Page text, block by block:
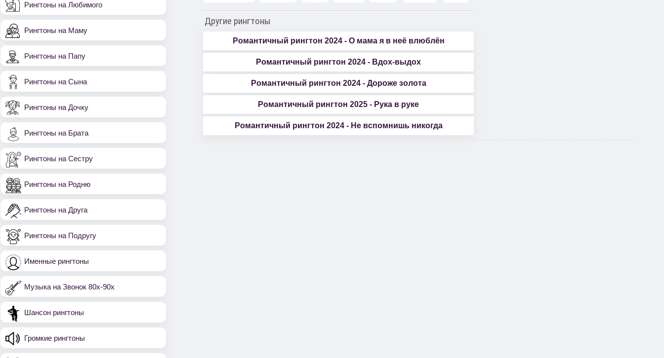
Рингтоны на Любимого
Рингтоны на Маму
Рингтоны на Папу
Рингтоны на Сына
Рингтоны на Дочку
Рингтоны на Брата
Рингтоны на Сестру
Рингтоны на Родню
Рингтоны на Друга
Рингтоны на Подругу
Именные рингтоны
Музыка на Звонок 80х-90х
Шансон рингтоны
Громкие рингтоны
Другие рингтоны
Романтичный рингтон 2024 - О мама я в неё влюблён
Романтичный рингтон 2024 - Вдох-выдох
Романтичный рингтон 2024 - Дороже золота
Романтичный рингтон 2025 - Рука в руке
Романтичный рингтон 2024 - Не вспомнишь никогда